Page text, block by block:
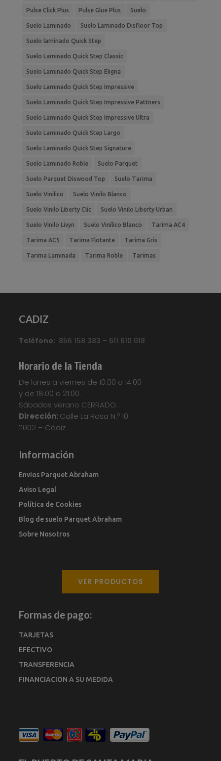
Pulse Click Plus Pulse Glue Plus Suelo
Suelo Laminado Suelo Laminado Disfloor Top
Suelo laminado Quick Step
Suelo Laminado Quick Step Classic
Suelo Laminado Quick Step Eligna
Suelo Laminado Quick Step Impressive
Suelo Laminado Quick Step Impressive Pattners
Suelo Laminado Quick Step Impressive Ultra
Suelo Laminado Quick Step Largo
Suelo Laminado Quick Step Signature
Suelo Laminado Roble Suelo Parquet
Suelo Parquet Diswood Top Suelo Tarima
Suelo Vinilico Suelo Vinilo Blanco
Suelo Vinilo Liberty Clic Suelo Vinilo Liberty Urban
Suelo Vinilo Livyn Suelo Vinílico Blanco Tarima AC4
Tarima AC5 Tarima Flotante Tarima Gris
Tarima Laminada Tarima Roble Tarimas
CADIZ
Teléfono: 856 158 383 – 611 610 018
Horario de la Tienda
De lunes a viernes de 10:00 a 14:00
y de 18:00 a 21:00.
Sábados verano CERRADO.
Dirección:Calle La Rosa N.º 10
11002 – Cádiz
Información
Envios Parquet Abraham
Aviso Legal
Política de Cookies
Blog de suelo Parquet Abraham
Sobre Nosotros
VER PRODUCTOS
Formas de pago:
TARJETAS
EFECTIVO
TRANSFERENCIA
FINANCIACION A SU MEDIDA